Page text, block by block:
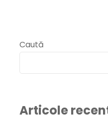
Caută
Articole